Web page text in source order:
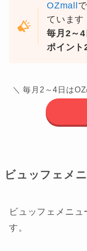
OZmall
ています
毎月2～4
ポイント
＼ 毎月2～4日は
ビュッフェメ
ビュッフェメニ
す。